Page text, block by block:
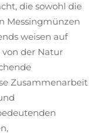
die sowohl die
Messingmünzen
weisen auf
der Natur
Zusammenarbeit